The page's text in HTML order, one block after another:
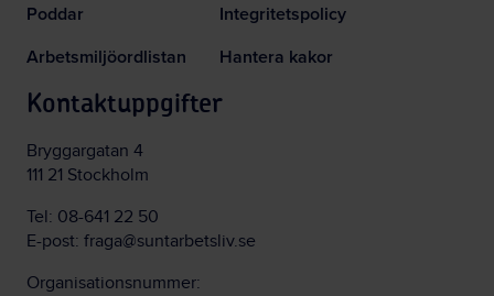
Poddar
Arbetsmiljöordlistan
Integritetspolicy
Hantera kakor
Kontaktuppgifter
Bryggargatan 4
111 21 Stockholm
Tel: 08-641 22 50
E-post: fraga@suntarbetsliv.se
Organisationsnummer: